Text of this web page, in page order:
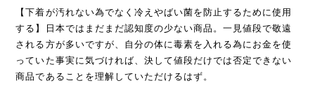
【下着が汚れない為でなく冷えやばい菌を防止するために使用
する】日本ではまだまだ認知度の少ない商品。一見値段で敬遠
される方が多いですが、自分の体に毒素を入れる為にお金を使
っていた事実に気づければ、決して値段だけでは否定できない
商品であることを理解していただけるはず。